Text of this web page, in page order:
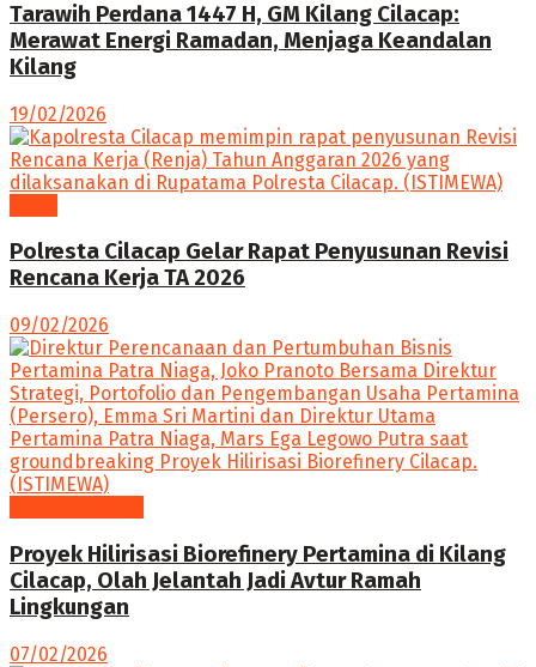
Tarawih Perdana 1447 H, GM Kilang Cilacap:
Merawat Energi Ramadan, Menjaga Keandalan
Kilang
19/02/2026
Polresta Cilacap Gelar Rapat Penyusunan Revisi
Rencana Kerja TA 2026
09/02/2026
Proyek Hilirisasi Biorefinery Pertamina di Kilang
Cilacap, Olah Jelantah Jadi Avtur Ramah
Lingkungan
07/02/2026